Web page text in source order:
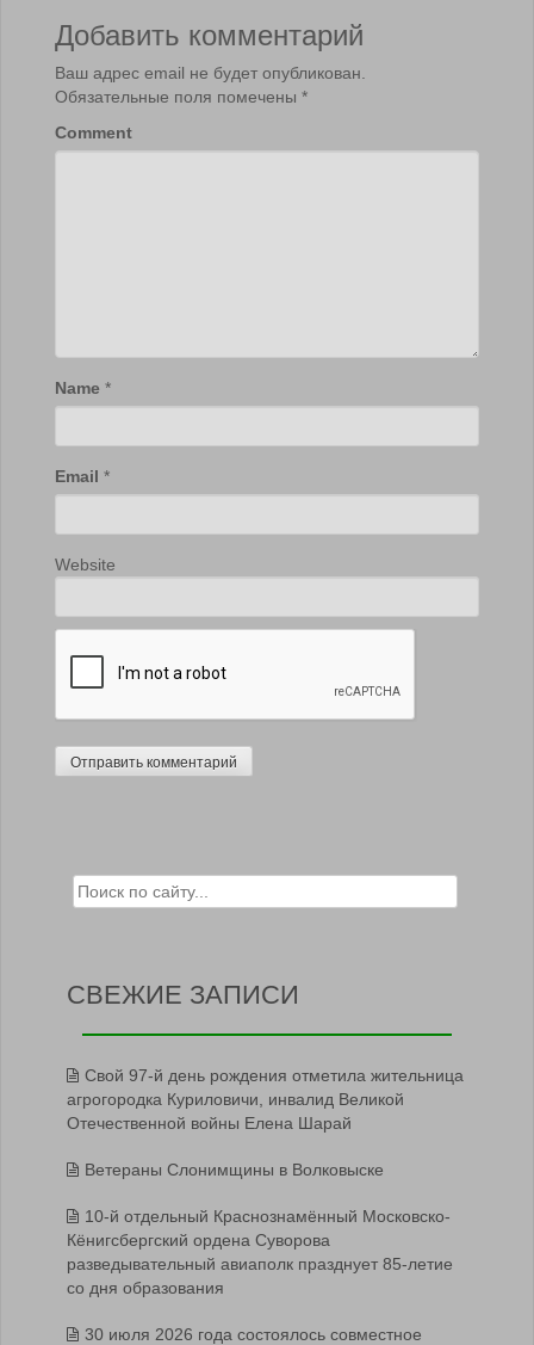
Добавить комментарий
Ваш адрес email не будет опубликован.
Обязательные поля помечены *
Comment
Name *
Email *
Website
Search for:
СВЕЖИЕ ЗАПИСИ
Свой 97-й день рождения отметила жительница
агрогородка Куриловичи, инвалид Великой
Отечественной войны Елена Шарай
Ветераны Слонимщины в Волковыске
10-й отдельный Краснознамённый Московско-
Кёнигсбергский ордена Суворова
разведывательный авиаполк празднует 85-летие
со дня образования
30 июля 2026 года состоялось совместное